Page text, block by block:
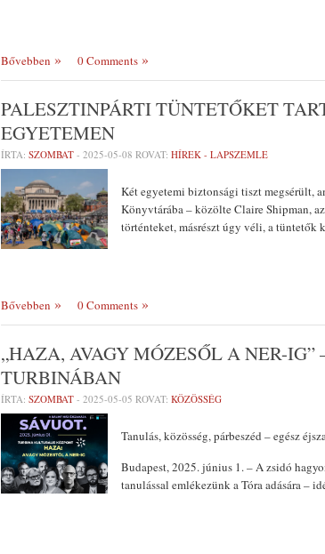
Bővebben 0 Comments
PALESZTINPÁRTI TÜNTETŐKET
EGYETEMEN
ÍRTA: SZOMBAT - 2025-05-08 ROVAT: HÍREK - LAPSZEMLE
Két egyetemi biztonsági tiszt megsérült,
Könyvtárába – közölte Claire Shipman,
történteket, másrészt úgy véli, a tüntetők
Bővebben 0 Comments
„HAZA, AVAGY MÓZESŐL A NER-
TURBINÁBAN
ÍRTA: SZOMBAT - 2025-05-05 ROVAT: KÖZÖSSÉG
Tanulás, közösség, párbeszéd – egész
Budapest, 2025. június 1. – A zsidó
tanulással emlékezünk a Tóra adására –